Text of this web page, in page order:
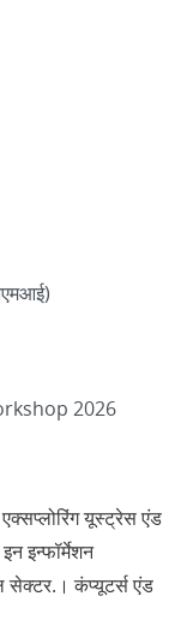
2026
यूस्ट्रेस एंड
इन्फॉर्मेशन
सेक्टर.। कंप्यूटर्स एंड